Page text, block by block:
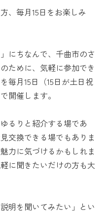
、毎月15日をお楽しみ
にちなんで、千曲市のさ
ために、気軽に参加でき
毎月15日（15日が土日祝
開催します。
るりと紹介する場であ
交換できる場でもありま
力に気づけるかもしれま
に聞きたいだけの方も大
明を聞いてみたい」とい